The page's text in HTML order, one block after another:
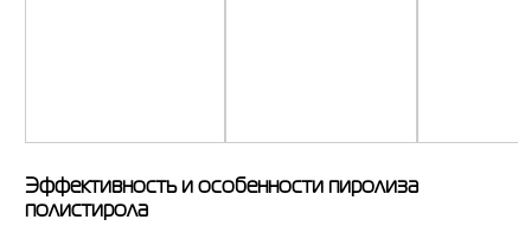
Эффективность и особенности пиролиза
полистирола